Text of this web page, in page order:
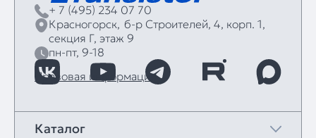
+ 7 (495) 234 07 70
Красногорск, б‑р Строителей, 4, корп. 1,
секция Г, этаж 9
пн-пт, 9-18
Правовая информация
Каталог